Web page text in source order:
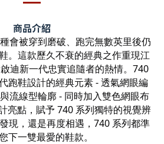
商品介紹
會被穿到磨破、跑完無數英里後仍
。這款歷久不衰的經典之作重現江
迪新一代忠實追隨者的熱情。740
跑鞋設計的經典元素 - 透氣網眼編
流線型輪廓 - 同時加入雙色網眼布
亮點，賦予 740 系列獨特的視覺辨
現，還是再度相遇，740 系列都準
下一雙最愛的鞋款。